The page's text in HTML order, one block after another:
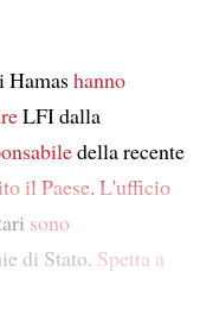
hanno
LFI dalla
della recente
il Paese. L'ufficio
sono
di Stato. Spetta a